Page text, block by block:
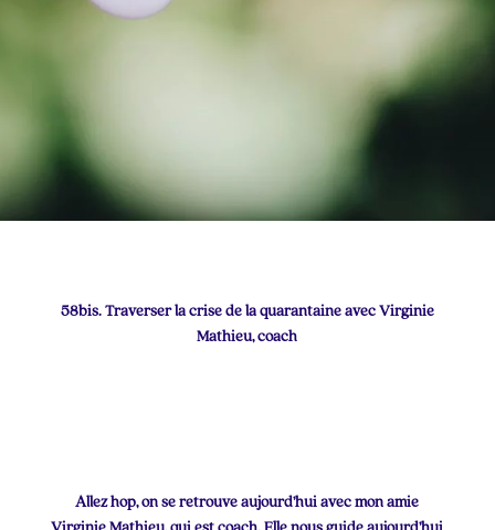
58bis. Traverser la crise de la quarantaine avec Virginie
Mathieu, coach
Allez hop, on se retrouve aujourd’hui avec mon amie